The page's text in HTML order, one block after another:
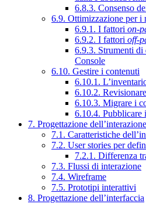
6.8.3. Consenso
6.9. Ottimizzazione per i
6.9.1. I fattori on-
6.9.2. I fattori off-
6.9.3. Strumenti di
Console
6.10. Gestire i contenuti
6.10.1.
6.10.2.
6.10.3. Migrare i
6.10.4. Pubblicare
7. Progettazione dell’interazione
7.1. Caratteristiche
7.2. User stories per
7.2.1. Differenza
7.3. Flussi di interazione
7.4. Wireframe
7.5. Prototipi interattivi
8. Progettazione dell’interfaccia